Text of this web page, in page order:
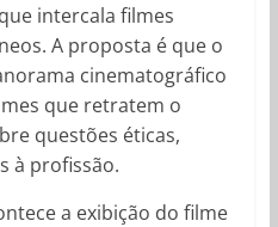
intercala filmes
A proposta é que o
cinematográfico
que retratem o
questões éticas,
à profissão.
a exibição do filme